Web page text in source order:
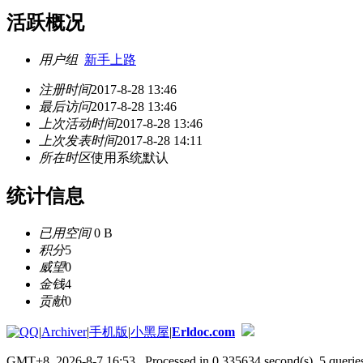
活跃概况
用户组 新手上路
注册时间2017-8-28 13:46
最后访问2017-8-28 13:46
上次活动时间2017-8-28 13:46
上次发表时间2017-8-28 14:11
所在时区使用系统默认
统计信息
已用空间0 B
积分5
威望0
金钱4
贡献0
|Archiver|手机版|小黑屋|Erldoc.com